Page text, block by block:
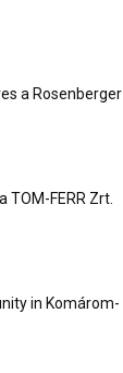
a Rosenberger
TOM-FERR Zrt.
in Komárom-